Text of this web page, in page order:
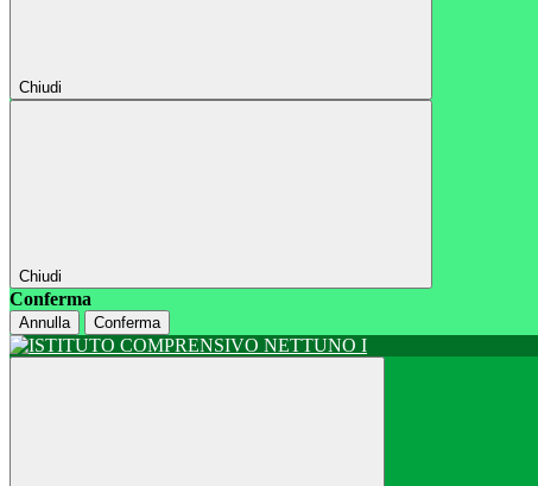
Chiudi
Chiudi
Conferma
Annulla Conferma